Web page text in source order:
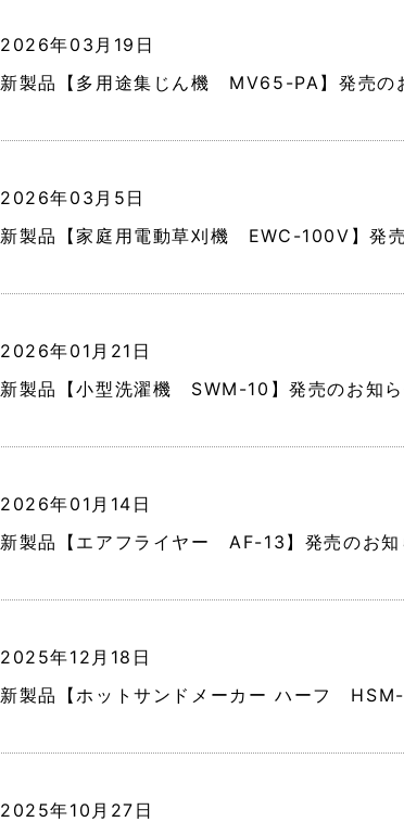
2026年03月19日
新製品【多用途集じん機 MV65-PA】発売の
2026年03月5日
新製品【家庭用電動草刈機 EWC-100V】発
2026年01月21日
新製品【小型洗濯機 SWM-10】発売のお知
2026年01月14日
新製品【エアフライヤー AF-13】発売のお知
2025年12月18日
新製品【ホットサンドメーカー ハーフ
2025年10月27日